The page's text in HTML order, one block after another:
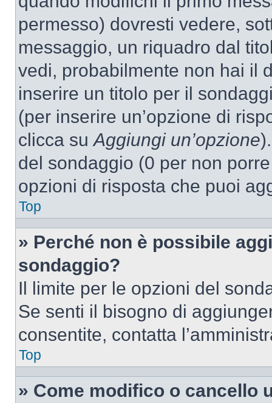
permesso) dovresti vedere,
messaggio, un riquadro dal
vedi, probabilmente non hai il
inserire un titolo per il
(per inserire un’opzione di
clicca suAggiungi un’opzione
del sondaggio (0 per non
opzioni di risposta che puoi
Top
» Perché non è possibile
sondaggio?
Il limite per le opzioni del
Se senti il bisogno di
consentite, contatta
Top
» Come modifico o cancello